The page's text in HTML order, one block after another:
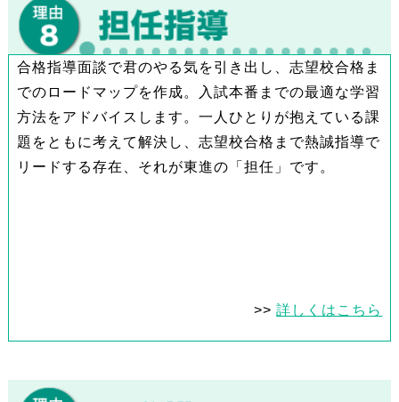
合格指導面談で君のやる気を引き出し、志望校合格ま
でのロードマップを作成。入試本番までの最適な学習
方法をアドバイスします。一人ひとりが抱えている課
題をともに考えて解決し、志望校合格まで熱誠指導で
リードする存在、それが東進の「担任」です。
>>詳しくはこちら